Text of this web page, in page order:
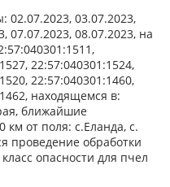
02.07.2023, 03.07.2023,
07.07.2023, 08.07.2023, на
22:57:040301:1524,
22:57:040301:1460,
находящемся в:
ближайшие
км от поля: с.Еланда, с.
проведение обработки
опасности для пчел